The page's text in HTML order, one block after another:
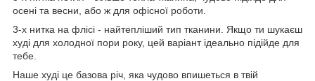
осені та весни, або ж для офісної роботи.
3-х нитка на флісі - найтепліший тип тканини. Якщо ти шукаєш
худі для холодної пори року, цей варіант ідеально підійде для
тебе.
Наше худі це базова річ, яка чудово впишеться в твій